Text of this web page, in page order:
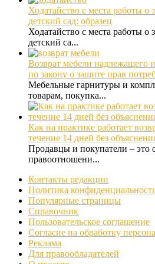
Ходатайство с места работы о
детский сад: образец
Ходатайство с места работы о
детский са...
Возврат мебели надлежащего
по закону о защите прав
Мебельные гарнитуры и
товарам, покупка...
Как на практике работает
течение 14 дней без
Продавцы и покупатели – это
правоотношени...
Контакты редакции
Политика
Популярные страницы
Справочник
Пользовательское соглашение
Согласие на обработку
Реклама
Для правообладателей